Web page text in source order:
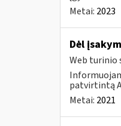
Metai: 2023
Dėl
Web turinio
patvirtintą
Metai: 2021